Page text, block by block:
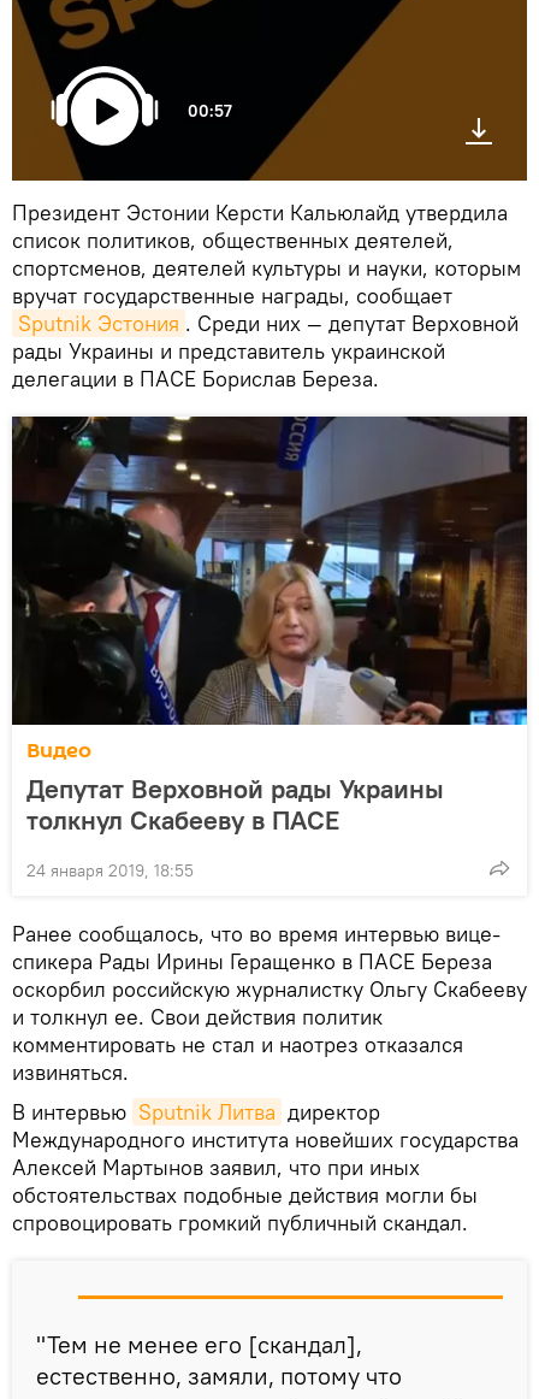
00:57
Президент Эстонии Керсти Кальюлайд утвердила
список политиков, общественных деятелей,
спортсменов, деятелей культуры и науки, которым
вручат государственные награды, сообщает
Sputnik Эстония . Среди них — депутат Верховной
рады Украины и представитель украинской
делегации в ПАСЕ Борислав Береза.
Видео
Депутат Верховной рады Украины
толкнул Скабееву в ПАСЕ
24 января 2019, 18:55
Ранее сообщалось, что во время интервью вице-
спикера Рады Ирины Геращенко в ПАСЕ Береза
оскорбил российскую журналистку Ольгу Скабееву
и толкнул ее. Свои действия политик
комментировать не стал и наотрез отказался
извиняться.
В интервью Sputnik Литва директор
Международного института новейших государства
Алексей Мартынов заявил, что при иных
обстоятельствах подобные действия могли бы
спровоцировать громкий публичный скандал.
"Тем не менее его [скандал],
естественно, замяли, потому что